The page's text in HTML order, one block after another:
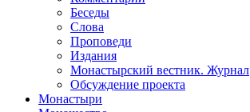
Беседы
Слова
Проповеди
Издания
Монастырский вестник. Журнал
Обсуждение проекта
Монастыри